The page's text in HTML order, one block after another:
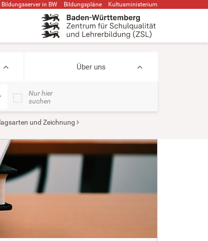
Bildungsserver in BW Bildungspläne Kultusministerium
Über uns
Nur hier
suchen
und Zeichnung